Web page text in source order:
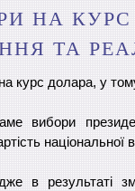
НА
ТА
курс долара, у
вибори
в результаті